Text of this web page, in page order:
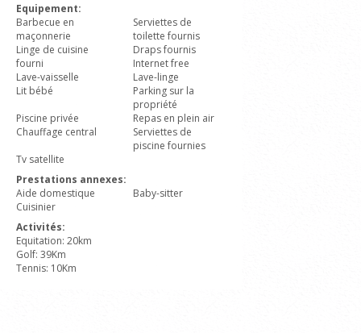
Equipement:
Barbecue en
maçonnerie
Serviettes de
toilette fournis
Linge de cuisine
fourni
Draps fournis
Internet free
Lave-vaisselle
Lave-linge
Lit bébé
Parking sur la
propriété
Piscine privée
Repas en plein air
Chauffage central
Serviettes de
piscine fournies
Tv satellite
Prestations annexes:
Aide domestique
Baby-sitter
Cuisinier
Activités:
Equitation: 20km
Golf: 39Km
Tennis: 10Km